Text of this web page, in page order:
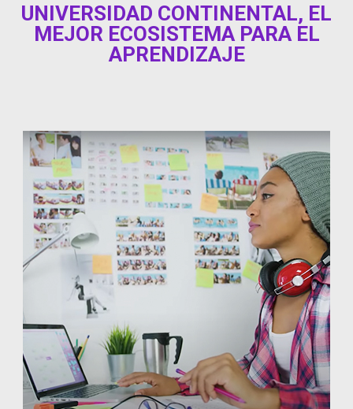
UNIVERSIDAD CONTINENTAL, EL
MEJOR ECOSISTEMA PARA EL
APRENDIZAJE